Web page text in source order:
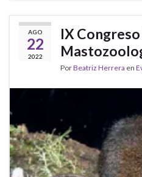
AGO
22
2022
IX
PorBeatriz Herrera en